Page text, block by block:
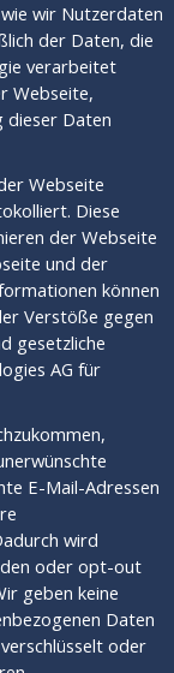
wir Nutzerdaten
der Daten, die
verarbeitet
Webseite,
dieser Daten
Webseite
Diese
der Webseite
und der
können
Verstöße gegen
gesetzliche
AG für
E-Mail-Adressen
wird
oder opt-out
geben keine
Daten
oder